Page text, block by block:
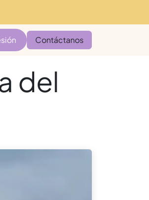
Contáctanos
del